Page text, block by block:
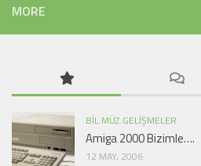
MORE
BIL.MÜZ.GELIŞMELER
Amiga 2000 Bizimle….
12 MAY, 2006